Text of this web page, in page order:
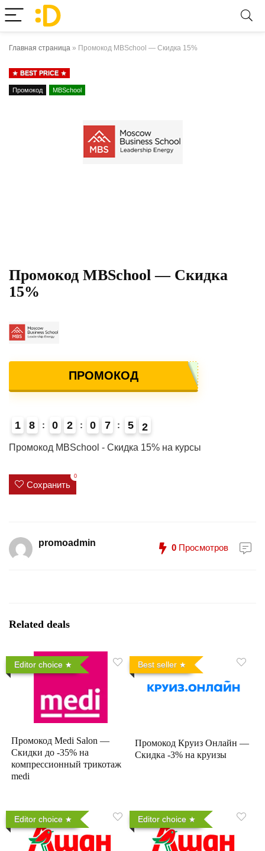
Главная страница » Промокод MBSchool — Скидка 15%
BEST PRICE
Промокод MBSchool
Промокод MBSchool — Скидка
15%
ПРОМОКОД
1
4
8 0 2 0 7 5
1
2
Промокод MBSchool - Скидка 15% на курсы
Сохранить
0
promoadmin 0 Просмотров
Related deals
Editor choice
Промокод Medi Salon —
Скидки до -35% на
компрессионный трикотаж
medi
Best seller
Промокод Круиз Онлайн —
Скидка -3% на круизы
Editor choice Editor choice